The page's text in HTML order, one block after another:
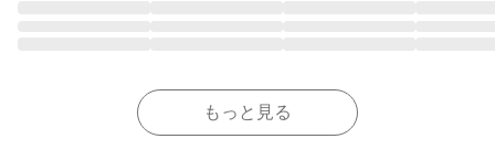
もっと見る